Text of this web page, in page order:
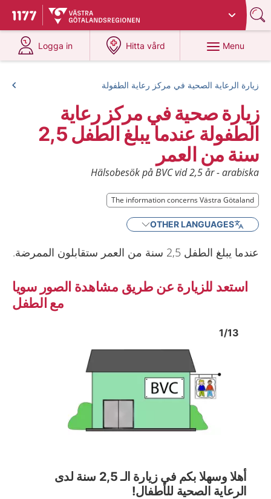
To start page for 1177
Du har valt region
Logga in
at 1177.se
Hitta vård
at 1177.se
Menu
زيارة الرعاية الصحية في مركز رعاية الطفولة
زيارة صحية في مركز رعاية
الطفولة عندما يبلغ الطفل 2,5
سنة من العمر
Hälsobesök på BVC vid 2,5 år - arabiska
The information concerns Västra Götaland
OTHER LANGUAGES
عندما يبلغ الطفل 2,5 سنة من العمر ستقابلون الممرضة.
استعد للزيارة عن طريق مشاهدة الصور سويا
مع الطفل
Image
1/13
أهلا وسهلا بكم في زيارة الـ 2,5 سنة لدى
الرعاية الصحية للأطفال!